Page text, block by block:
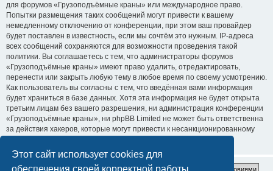
Этот сайт использует cookies для
обеспечения своей корректной работы.
для форумов «Грузоподъёмные краны» или международное право.
Попытки размещения таких сообщений могут привести к вашему
немедленному отключению от конференции, при этом ваш провайдер
будет поставлен в известность, если мы сочтём это нужным. IP-адреса
всех сообщений сохраняются для возможности проведения такой
политики. Вы соглашаетесь с тем, что администраторы форумов
«Грузоподъёмные краны» имеют право удалить, отредактировать,
перенести или закрыть любую тему в любое время по своему усмотрению.
Как пользователь вы согласны с тем, что введённая вами информация
будет храниться в базе данных. Хотя эта информация не будет открыта
третьим лицам без вашего разрешения, ни администрация конференции
«Грузоподъёмные краны», ни phpBB Limited не может быть ответственна
за действия хакеров, которые могут привести к несанкционированному